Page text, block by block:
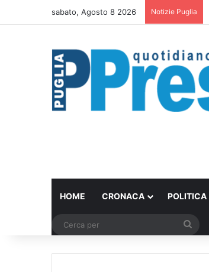
sabato, Agosto 8 2026 Notizie Puglia
HOME CRONACA POLITICA